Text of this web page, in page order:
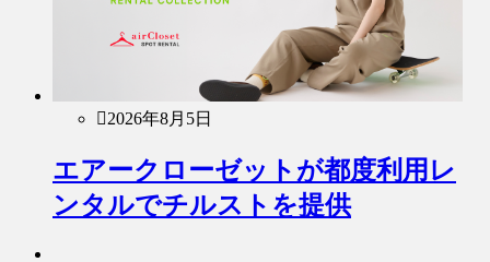
2026年8月5日
エアークローゼットが都度利用レ
ンタルでチルストを提供